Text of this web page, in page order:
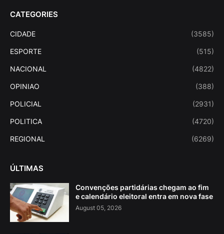
CATEGORIES
CIDADE (3585)
ESPORTE (515)
NACIONAL (4822)
OPINIAO (388)
POLICIAL (2931)
POLITICA (4720)
REGIONAL (6269)
ÚLTIMAS
Convenções partidárias chegam ao fim
e calendário eleitoral entra em nova fase
August 05, 2026